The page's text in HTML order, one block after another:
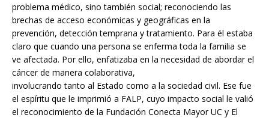
problema médico, sino también social; reconociendo las
brechas de acceso económicas y geográficas en la
prevención, detección temprana y tratamiento. Para él estaba
claro que cuando una persona se enferma toda la familia se
ve afectada. Por ello, enfatizaba en la necesidad de abordar el
cáncer de manera colaborativa,
involucrando tanto al Estado como a la sociedad civil. Ese fue
el espíritu que le imprimió a FALP, cuyo impacto social le valió
el reconocimiento de la Fundación Conecta Mayor UC y El